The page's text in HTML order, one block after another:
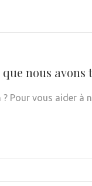
nous avons
Pour vous aider à